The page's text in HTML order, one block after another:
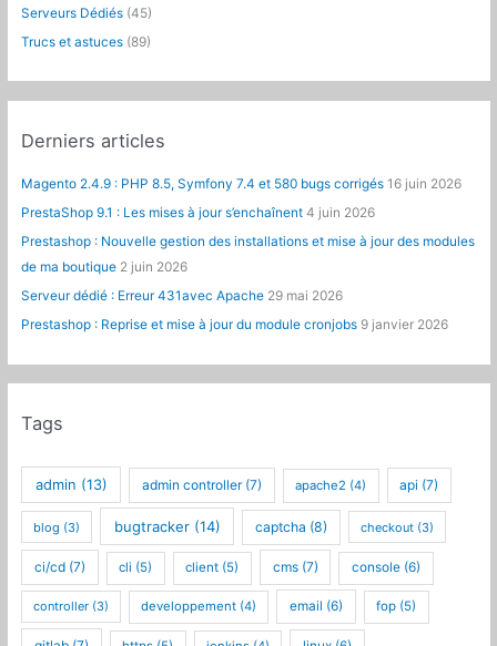
:Serveurs Dédiés (45)
Trucs et astuces (89)
Derniers articles
Magento 2.4.9 : PHP 8.5, Symfony 7.4 et 580 bugs corrigés 16 juin 2026
PrestaShop 9.1 : Les mises à jour s’enchaînent 4 juin 2026
Prestashop : Nouvelle gestion des installations et mise à jour des modules
de ma boutique 2 juin 2026
Serveur dédié : Erreur 431avec Apache 29 mai 2026
Prestashop : Reprise et mise à jour du module cronjobs 9 janvier 2026
Tags
admin (13) admin controller(7) apache2 (4) api (7)
blog (3) bugtracker(14) captcha (8) checkout (3)
ci/cd (7) cli (5) client (5) cms(7) console (6)
controller (3) developpement (4) email (6) fop (5)